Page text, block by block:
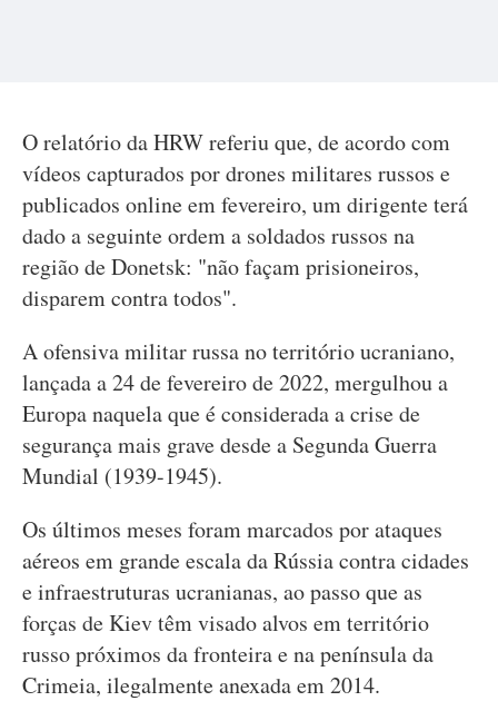
O relatório da HRW referiu que, de acordo com
vídeos capturados por drones militares russos e
publicados online em fevereiro, um dirigente terá
dado a seguinte ordem a soldados russos na
região de Donetsk: "não façam prisioneiros,
disparem contra todos".
A ofensiva militar russa no território ucraniano,
lançada a 24 de fevereiro de 2022, mergulhou a
Europa naquela que é considerada a crise de
segurança mais grave desde a Segunda Guerra
Mundial (1939-1945).
Os últimos meses foram marcados por ataques
aéreos em grande escala da Rússia contra cidades
e infraestruturas ucranianas, ao passo que as
forças de Kiev têm visado alvos em território
russo próximos da fronteira e na península da
Crimeia, ilegalmente anexada em 2014.